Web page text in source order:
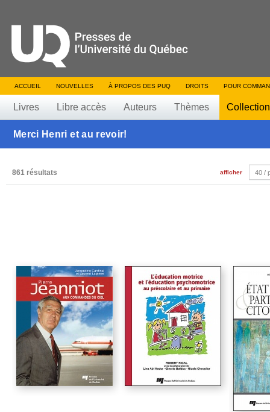
ACCUEIL NOUVELLES À PROPOS DES PUQ DROITS POUR
Livres Libre accès Auteurs Thèmes
Merci Henri et au revoir!
861 résultats afficher 40 /